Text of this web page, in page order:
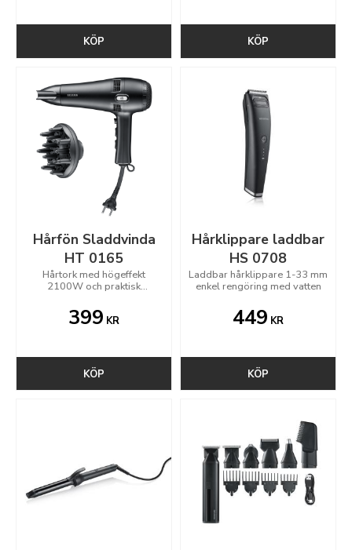
KÖP KÖP
Hårfön Sladdvinda
HT 0165
Hårtork med högeffekt
2100W och praktisk
399 KR
KÖP
Hårklippare laddbar
HS 0708
Laddbar hårklippare 1-33 mm
enkel rengöring med vatten
449 KR
KÖP